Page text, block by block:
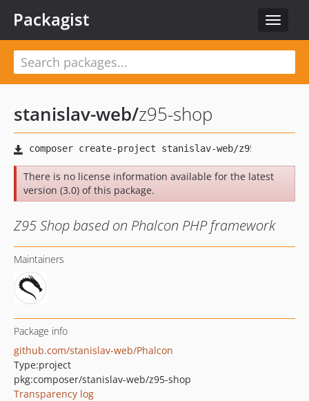
Toggle
Packagist
stanislav-web/z95-shop
There is no license information available for the latest
version (3.0) of this package.
Z95 Shop based on Phalcon PHP framework
Maintainers
Package info
github.com/stanislav-web/Phalcon
Type:project
pkg:composer/stanislav-web/z95-shop
Transparency log